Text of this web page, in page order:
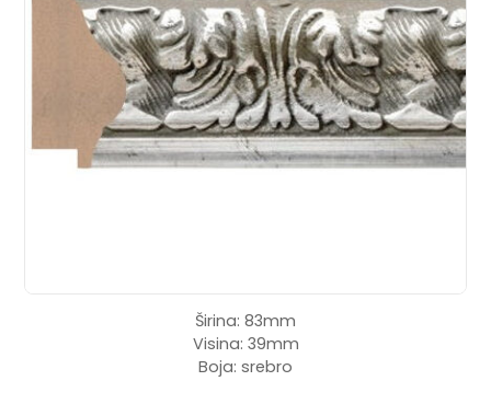
Širina: 83mm
Visina: 39mm
Boja: srebro